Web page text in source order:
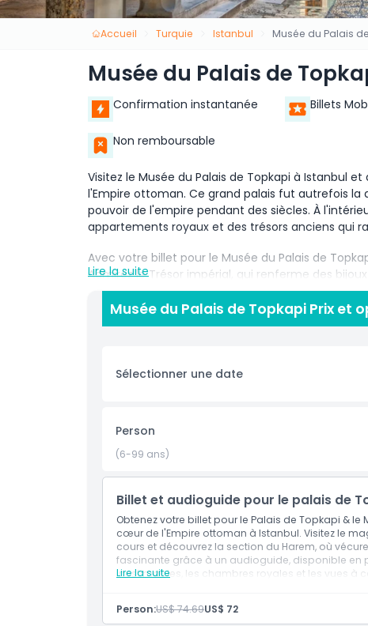
Accueil Turquie Istanbul Musée du Palais
Musée du Palais de
Confirmation instantanée Billets
Non remboursable
Visitez le Musée du Palais de Topkapi à Istanbul
l'Empire ottoman. Ce grand palais fut autrefois
pouvoir de l'empire pendant des siècles. À
appartements royaux et des trésors anciens qui
Avec votre billet pour le Musée du Palais de
Admirez le Trésor impérial, qui renferme des
Topkapi. Parcourez la section du Harem, où les
le luxe. Le palais offre également des vues
attractions les plus visitées d'Istanbul.
et à l'architecture ottomane. Que vous exploriez
davantage sur le puissant passé de l'empire et
Points forts
Inclus
Politique enfant/adulte
Lire la suite
Musée du Palais de Topkapi Prix et
Sélectionner une date
Person
(6-99 ans)
Billet et audioguide pour le palais de
Obtenez votre billet pour le Palais de Topkapi &
cœur de l'Empire ottoman à Istanbul. Visitez le
cours et découvrez la section du Harem, où
fascinante grâce à un audioguide, disponible en
inestimables, les chambres royales et les vues à
Lire la suite
Lieu de rendez-vous :
Adresse : Café Topkapi et le kiosque Visites et
Person:US$ 74.69US$ 72